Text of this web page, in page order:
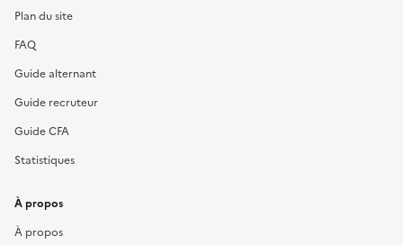
Plan du site
FAQ
Guide alternant
Guide recruteur
Guide CFA
Statistiques
À propos
À propos